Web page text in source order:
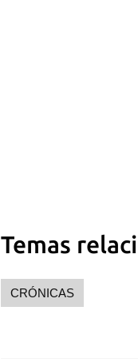
Temas
CRÓNICAS